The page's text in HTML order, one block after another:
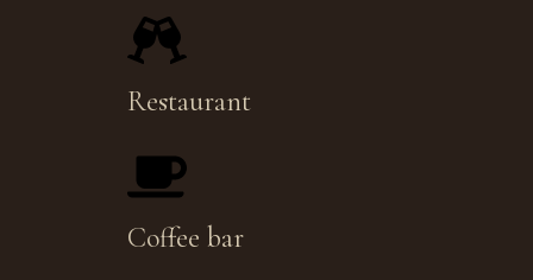
Restaurant
Coffee bar